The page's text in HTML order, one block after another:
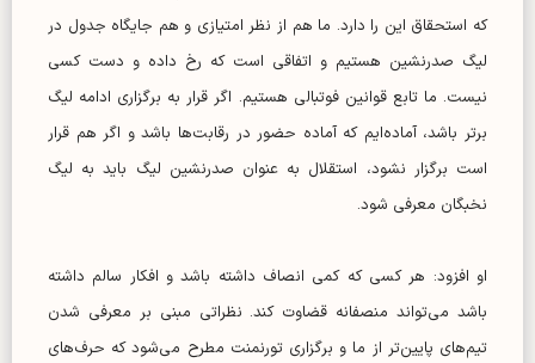
که استحقاق این را دارد. ما هم از نظر امتیازی و هم جایگاه جدول در
لیگ صدرنشین هستیم و اتفاقی است که رخ داده و دست کسی
نیست. ما تابع قوانین فوتبالی هستیم. اگر قرار به برگزاری ادامه لیگ
برتر باشد، آماده‌ایم که آماده حضور در رقابت‌ها باشد و اگر هم قرار
است برگزار نشود، استقلال به عنوان صدرنشین لیگ باید به لیگ
نخبگان معرفی شود.
او افزود: هر کسی که کمی انصاف داشته باشد و افکار سالم داشته
باشد می‌تواند منصفانه قضاوت کند. نظراتی مبنی بر معرفی شدن
تیم‌های پایین‌تر از ما و برگزاری تورنمنت مطرح می‌شود که حرف‌های